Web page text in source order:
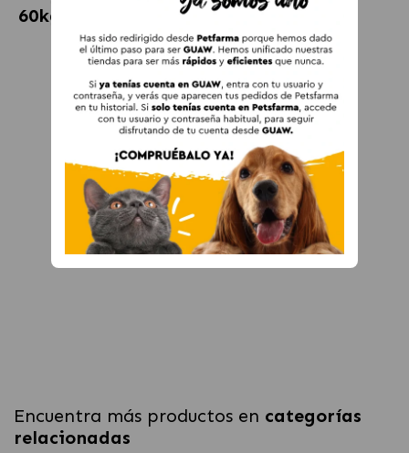
60kg) para perros gigantes
Encuentra más productos en categorías
relacionadas